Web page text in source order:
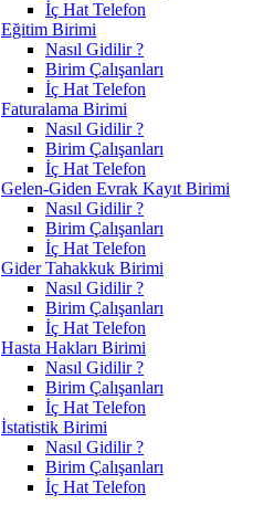
İç Hat Telefon
Eğitim Birimi
Nasıl Gidilir ?
Birim Çalışanları
İç Hat Telefon
Faturalama Birimi
Nasıl Gidilir ?
Birim Çalışanları
İç Hat Telefon
Gelen-Giden Evrak Kayıt Birimi
Nasıl Gidilir ?
Birim Çalışanları
İç Hat Telefon
Gider Tahakkuk Birimi
Nasıl Gidilir ?
Birim Çalışanları
İç Hat Telefon
Hasta Hakları Birimi
Nasıl Gidilir ?
Birim Çalışanları
İç Hat Telefon
İstatistik Birimi
Nasıl Gidilir ?
Birim Çalışanları
İç Hat Telefon